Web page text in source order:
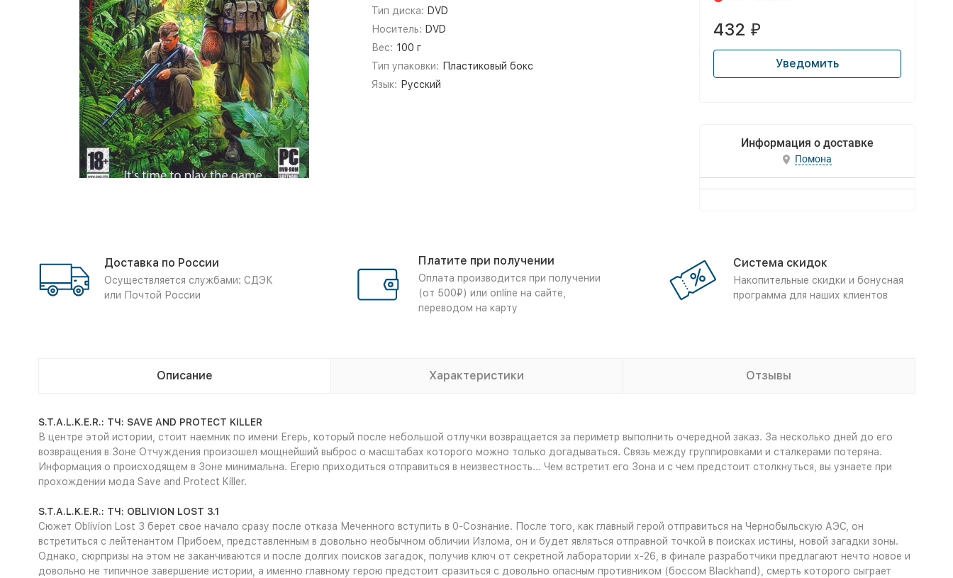
Тип диска: DVD
Носитель: DVD
Вес: 100 г
Тип упаковки: Пластиковый бокс
Язык: Русский
432 ₽
Уведомить
Информация о доставке
Помона
Доставка по России
Осуществляется службами: СДЭК
или Почтой России
Платите при получении
Оплата производится при получении
(от 500₽) или online на сайте,
переводом на карту
Система скидок
Накопительные скидки и бонусная
программа для наших клиентов
Описание Характеристики Отзывы
S.T.A.L.K.E.R.: ТЧ: SAVE AND PROTECT KILLER
В центре этой истории, стоит наемник по имени Егерь, который после небольшой отлучки возвращается за периметр выполнить очередной заказ. За несколько дней до его
возвращения в Зоне Отчуждения произошел мощнейший выброс о масштабах которого можно только догадываться. Связь между группировками и сталкерами потеряна.
Информация о происходящем в Зоне минимальна. Егерю приходиться отправиться в неизвестность... Чем встретит его Зона и с чем предстоит столкнуться, вы узнаете при
прохождении мода Save and Protect Killer.
S.T.A.L.K.E.R.: ТЧ: OBLIVION LOST 3.1
Сюжет Oblivion Lost 3 берет свое начало сразу после отказа Меченного вступить в 0-Сознание. После того, как главный герой отправиться на Чернобыльскую АЭС, он
встретиться с лейтенантом Прибоем, представленным в довольно необычном обличии Излома, он и будет являться отправной точкой в поисках истины, новой загадки зоны.
Однако, сюрпризы на этом не заканчиваются и после долгих поисков загадок, получив ключ от секретной лаборатории х-26, в финале разработчики предлагают нечто новое и
довольно не типичное завершение истории, а именно главному герою предстоит сразиться с довольно опасным противником (боссом Blackhand), смерть которого сыграет